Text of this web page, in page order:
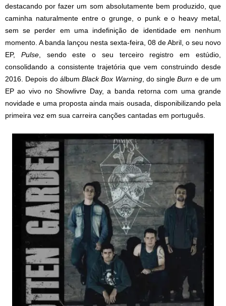
destacando por fazer um som absolutamente bem produzido, que
caminha naturalmente entre o grunge, o punk e o heavy metal,
sem se perder em uma indefinição de identidade em nenhum
momento. A banda lançou nesta sexta-feira, 08 de Abril, o seu novo
EP, Pulse, sendo este o seu terceiro registro em estúdio,
consolidando a consistente trajetória que vem construindo desde
2016. Depois do álbum Black Box Warning, do singleBurn e de um
EP ao vivo no Showlivre Day, a banda retorna com uma grande
novidade e uma proposta ainda mais ousada, disponibilizando pela
primeira vez em sua carreira canções cantadas em português.